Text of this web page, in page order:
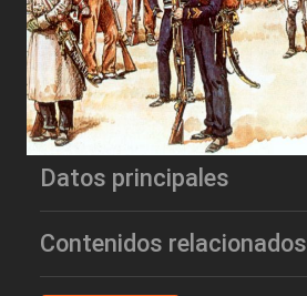
Datos principales
Contenidos relacionados